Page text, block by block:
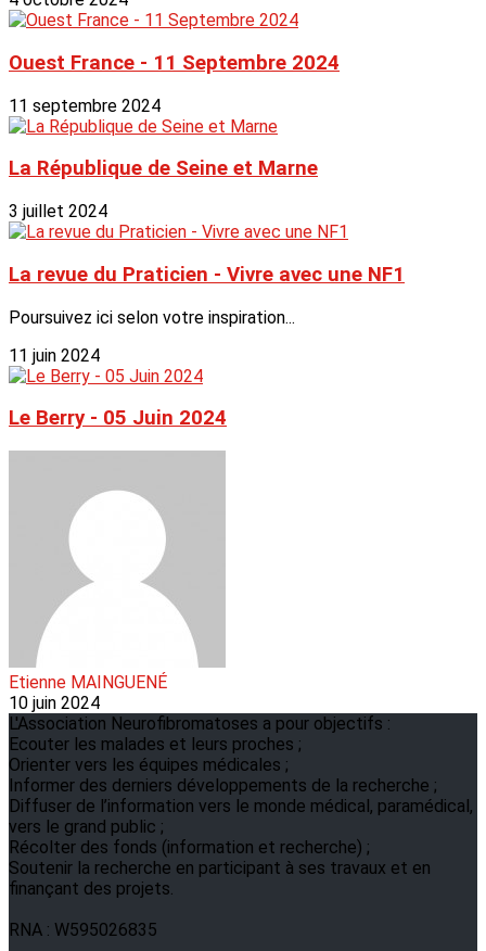
Ouest France - 11 Septembre 2024
11 septembre 2024
La République de Seine et Marne
3 juillet 2024
La revue du Praticien - Vivre avec une NF1
Poursuivez ici selon votre inspiration...
11 juin 2024
Le Berry - 05 Juin 2024
Etienne MAINGUENÉ
10 juin 2024
L'Association Neurofibromatoses a pour objectifs :
Ecouter les malades et leurs proches ;
Orienter vers les équipes médicales ;
Informer des derniers développements de la recherche ;
Diffuser de l’information vers le monde médical, paramédical,
vers le grand public ;
Récolter des fonds (information et recherche) ;
Soutenir la recherche en participant à ses travaux et en
finançant des projets.
RNA : W595026835